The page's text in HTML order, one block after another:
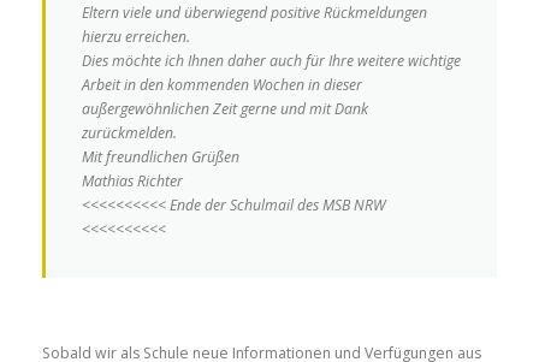
Eltern viele und überwiegend positive Rückmeldungen
hierzu erreichen.
Dies möchte ich Ihnen daher auch für Ihre weitere wichtige
Arbeit in den kommenden Wochen in dieser
außergewöhnlichen Zeit gerne und mit Dank
zurückmelden.
Mit freundlichen Grüßen
Mathias Richter
<<<<<<<<<< Ende der Schulmail des MSB NRW
<<<<<<<<<<
Sobald wir als Schule neue Informationen und Verfügungen aus